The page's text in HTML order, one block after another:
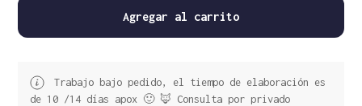
Agregar al carrito
Trabajo bajo pedido, el tiempo de elaboración es
de 10 /14 días apox 🙂 🦊 Consulta por privado